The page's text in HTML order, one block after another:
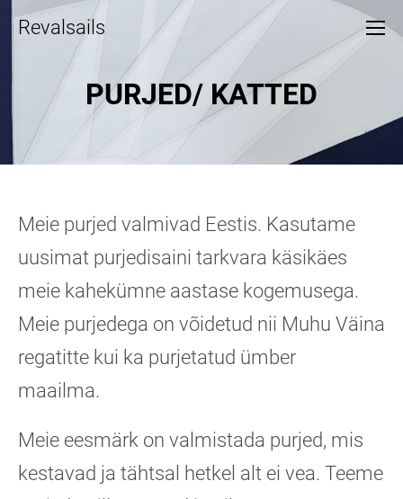
Revalsails
PURJED/ KATTED
Meie purjed valmivad Eestis. Kasutame
uusimat purjedisaini tarkvara käsikäes
meie kahekümne aastase kogemusega.
Meie purjedega on võidetud nii Muhu Väina
regatitte kui ka purjetatud ümber
maailma.
Meie eesmärk on valmistada purjed, mis
kestavad ja tähtsal hetkel alt ei vea. Teeme